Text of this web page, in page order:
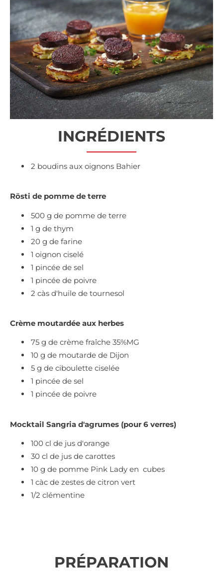
INGRÉDIENTS
2 boudins aux oignons Bahier
Rösti de pomme de terre
500 g de pomme de terre
1 g de thym
20 g de farine
1 oignon ciselé
1 pincée de sel
1 pincée de poivre
2 càs d'huile de tournesol
Crème moutardée aux herbes
75 g de crème fraîche 35%MG
10 g de moutarde de Dijon
5 g de ciboulette ciselée
1 pincée de sel
1 pincée de poivre
Mocktail Sangria d'agrumes (pour 6 verres)
100 cl de jus d'orange
30 cl de jus de carottes
10 g de pomme Pink Lady en cubes
1 càc de zestes de citron vert
1/2 clémentine
PRÉPARATION